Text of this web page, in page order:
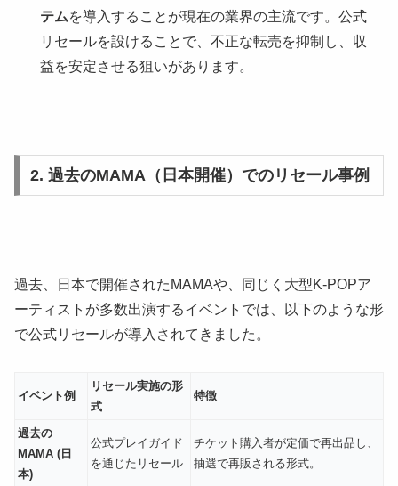
テムを導入することが現在の業界の主流です。公式
リセールを設けることで、不正な転売を抑制し、収
益を安定させる狙いがあります。
2. 過去のMAMA（日本開催）でのリセール事例
過去、日本で開催されたMAMAや、同じく大型K-POPア
ーティストが多数出演するイベントでは、以下のような形
で公式リセールが導入されてきました。
イベント例
リセール実施の形
式
特徴
過去の
MAMA (日
本)
公式プレイガイド
を通じたリセール
チケット購入者が定価で再出品し、
抽選で再販される形式。